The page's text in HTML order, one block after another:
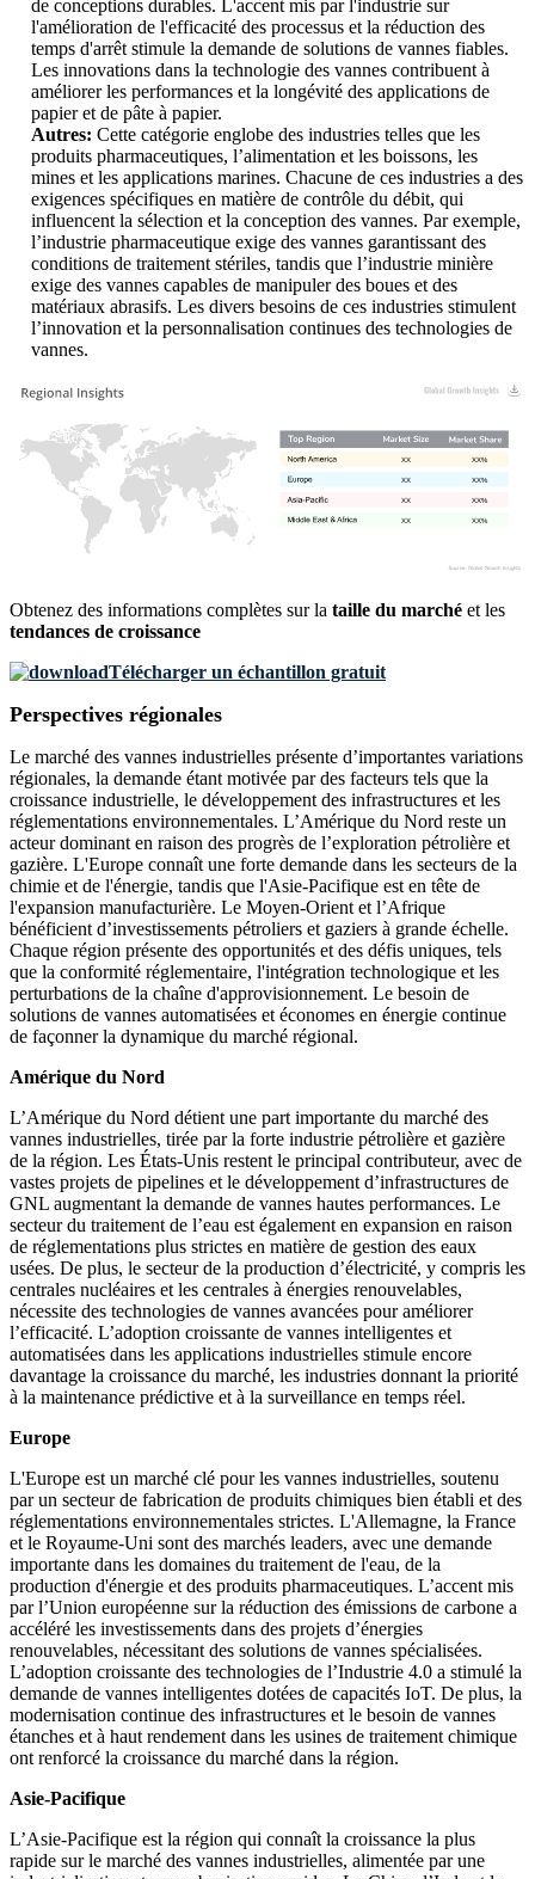
de conceptions durables. L'accent mis par l'industrie sur
l'amélioration de l'efficacité des processus et la réduction des
temps d'arrêt stimule la demande de solutions de vannes fiables.
Les innovations dans la technologie des vannes contribuent à
améliorer les performances et la longévité des applications de
papier et de pâte à papier.
Autres: Cette catégorie englobe des industries telles que les
produits pharmaceutiques, l’alimentation et les boissons, les
mines et les applications marines. Chacune de ces industries a des
exigences spécifiques en matière de contrôle du débit, qui
influencent la sélection et la conception des vannes. Par exemple,
l’industrie pharmaceutique exige des vannes garantissant des
conditions de traitement stériles, tandis que l’industrie minière
exige des vannes capables de manipuler des boues et des
matériaux abrasifs. Les divers besoins de ces industries stimulent
l’innovation et la personnalisation continues des technologies de
vannes.
XX%
XX
XX%
XX
XX%
XX
XX%
XX
Obtenez des informations complètes sur la taille du marché et les
tendances de croissance
Télécharger un échantillon gratuit
Perspectives régionales
Le marché des vannes industrielles présente d’importantes variations
régionales, la demande étant motivée par des facteurs tels que la
croissance industrielle, le développement des infrastructures et les
réglementations environnementales. L’Amérique du Nord reste un
acteur dominant en raison des progrès de l’exploration pétrolière et
gazière. L'Europe connaît une forte demande dans les secteurs de la
chimie et de l'énergie, tandis que l'Asie-Pacifique est en tête de
l'expansion manufacturière. Le Moyen-Orient et l’Afrique
bénéficient d’investissements pétroliers et gaziers à grande échelle.
Chaque région présente des opportunités et des défis uniques, tels
que la conformité réglementaire, l'intégration technologique et les
perturbations de la chaîne d'approvisionnement. Le besoin de
solutions de vannes automatisées et économes en énergie continue
de façonner la dynamique du marché régional.
Amérique du Nord
L’Amérique du Nord détient une part importante du marché des
vannes industrielles, tirée par la forte industrie pétrolière et gazière
de la région. Les États-Unis restent le principal contributeur, avec de
vastes projets de pipelines et le développement d’infrastructures de
GNL augmentant la demande de vannes hautes performances. Le
secteur du traitement de l’eau est également en expansion en raison
de réglementations plus strictes en matière de gestion des eaux
usées. De plus, le secteur de la production d’électricité, y compris les
centrales nucléaires et les centrales à énergies renouvelables,
nécessite des technologies de vannes avancées pour améliorer
l’efficacité. L’adoption croissante de vannes intelligentes et
automatisées dans les applications industrielles stimule encore
davantage la croissance du marché, les industries donnant la priorité
à la maintenance prédictive et à la surveillance en temps réel.
Europe
L'Europe est un marché clé pour les vannes industrielles, soutenu
par un secteur de fabrication de produits chimiques bien établi et des
réglementations environnementales strictes. L'Allemagne, la France
et le Royaume-Uni sont des marchés leaders, avec une demande
importante dans les domaines du traitement de l'eau, de la
production d'énergie et des produits pharmaceutiques. L’accent mis
par l’Union européenne sur la réduction des émissions de carbone a
accéléré les investissements dans des projets d’énergies
renouvelables, nécessitant des solutions de vannes spécialisées.
L’adoption croissante des technologies de l’Industrie 4.0 a stimulé la
demande de vannes intelligentes dotées de capacités IoT. De plus, la
modernisation continue des infrastructures et le besoin de vannes
étanches et à haut rendement dans les usines de traitement chimique
ont renforcé la croissance du marché dans la région.
Asie-Pacifique
L’Asie-Pacifique est la région qui connaît la croissance la plus
rapide sur le marché des vannes industrielles, alimentée par une